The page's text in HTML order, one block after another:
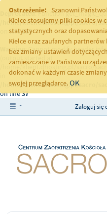
Deprecated: Function
/home/klient.dhosting.pl/sacro/
on line251
Warning: Cannot modify header
(output started at
/home/klient.dhosting.pl/sacro/
/home/klient.dhosting.pl/sacro/
on line37
Ostrzeżenie:
Szanowni
Kielce stosujemy pliki cookies w
statystycznych oraz
Kielce oraz zaufanych
bez zmiany ustawień
zamieszczane w Państwa
dokonać w każdym czasie
swojej przeglądarce.OK
Zaloguj się